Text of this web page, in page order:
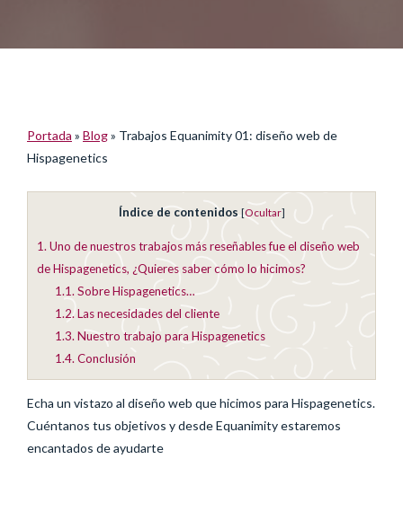
Portada » Blog» Trabajos Equanimity 01: diseño web de
Hispagenetics
Índice de contenidos [Ocultar]
1. Uno de nuestros trabajos más reseñables fue el diseño web
de Hispagenetics, ¿Quieres saber cómo lo hicimos?
1.1. Sobre Hispagenetics…
1.2.Las necesidades del cliente
1.3. Nuestro trabajo para Hispagenetics
1.4. Conclusión
Echa un vistazo al diseño web que hicimos para Hispagenetics.
Cuéntanos tus objetivos y desde Equanimity estaremos
encantados de ayudarte